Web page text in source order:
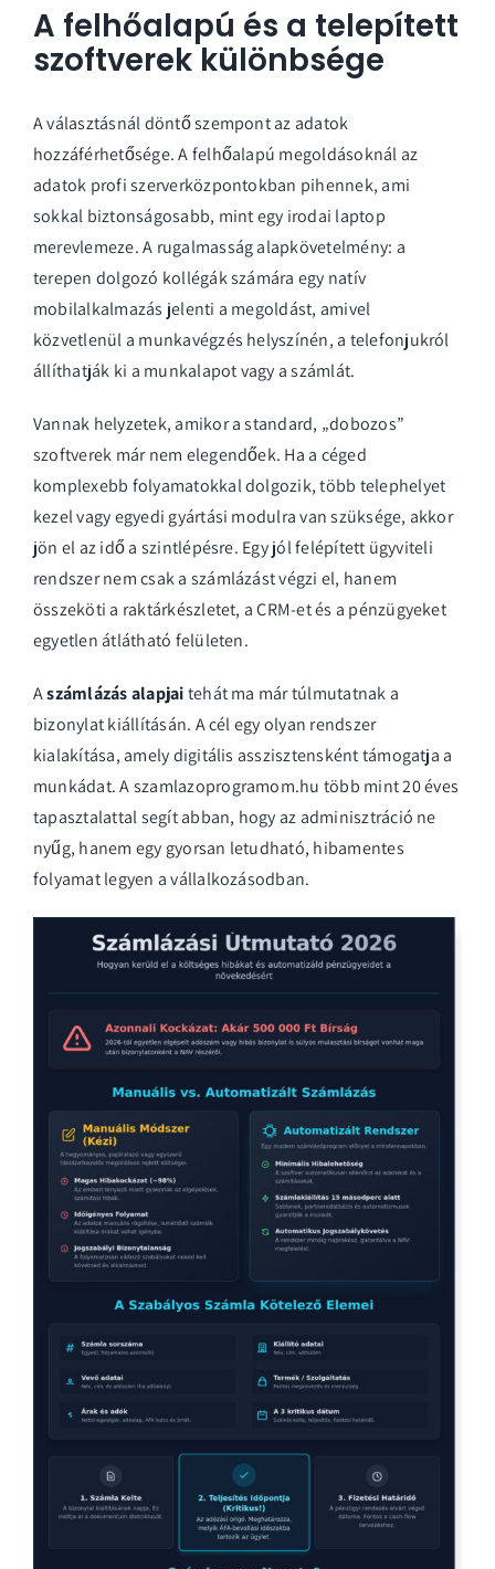
A felhőalapú és a telepített
szoftverek különbsége
A választásnál döntő szempont az adatok
hozzáférhetősége. A felhőalapú megoldásoknál az
adatok profi szerverközpontokban pihennek, ami
sokkal biztonságosabb, mint egy irodai laptop
merevlemeze. A rugalmasság alapkövetelmény: a
terepen dolgozó kollégák számára egy natív
mobilalkalmazás jelenti a megoldást, amivel
közvetlenül a munkavégzés helyszínén, a telefonjukról
állíthatják ki a munkalapot vagy a számlát.
Vannak helyzetek, amikor a standard, „dobozos”
szoftverek már nem elegendőek. Ha a céged
komplexebb folyamatokkal dolgozik, több telephelyet
kezel vagy egyedi gyártási modulra van szüksége, akkor
jön el az idő a szintlépésre. Egy jól felépített ügyviteli
rendszernem csak a számlázást végzi el, hanem
összeköti a raktárkészletet, a CRM-et és a pénzügyeket
egyetlen átlátható felületen.
Aszámlázás alapjaitehát ma már túlmutatnak a
bizonylat kiállításán. A cél egy olyan rendszer
kialakítása, amely digitális asszisztensként támogatja a
munkádat. A szamlazoprogramom.hu több mint 20 éves
tapasztalattal segít abban, hogy az adminisztráció ne
nyűg, hanem egy gyorsan letudható, hibamentes
folyamat legyen a vállalkozásodban.